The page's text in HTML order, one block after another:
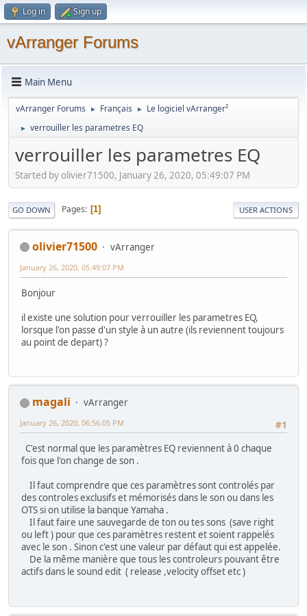
Log in Sign up
vArranger Forums
Main Menu
vArranger Forums ► Français ► Le logiciel vArranger²
► verrouiller les parametres EQ
verrouiller les parametres EQ
Started by olivier71500, January 26, 2020, 05:49:07 PM
GO DOWN Pages 1 USER ACTIONS
olivier71500 vArranger
January 26, 2020, 05:49:07 PM
Bonjour
il existe une solution pour verrouiller les parametres EQ,
lorsque l'on passe d'un style à un autre (ils reviennent toujours
au point de depart) ?
magali
vArranger
#1
January 26, 2020, 06:56:05 PM
C'est normal que les paramètres EQ reviennent à 0 chaque
fois que l'on change de son .
Il faut comprendre que ces paramètres sont controlés par
des controles exclusifs et mémorisés dans le son ou dans les
OTS si on utilise la banque Yamaha .
Il faut faire une sauvegarde de ton ou tes sons (save right
ou left ) pour que ces paramètres restent et soient rappelés
avec le son . Sinon c'est une valeur par défaut qui est appelée.
De la même manière que tous les controleurs pouvant être
actifs dans le sound edit ( release ,velocity offset etc )